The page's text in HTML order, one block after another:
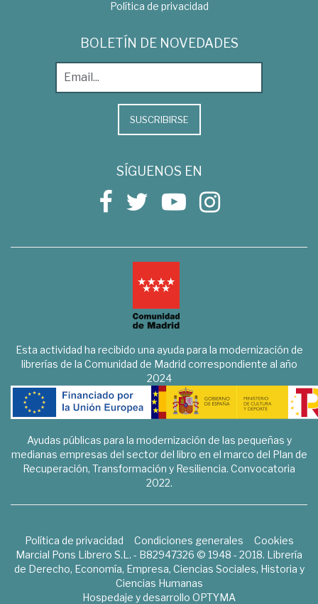
Política de privacidad
BOLETÍN DE NOVEDADES
SUSCRIBIRSE
SÍGUENOS EN
Esta actividad ha recibido una ayuda para la modernización de
librerías de la Comunidad de Madrid correspondiente al año
2024
Ayudas públicas para la modernización de las pequeñas y
medianas empresas del sector del libro en el marco del Plan de
Recuperación, Transformación y Resiliencia. Convocatoria
2022.
Política de privacidad Condiciones generales
Cookies
Marcial Pons Librero S.L. - B82947326 © 1948 - 2018. Librería
de Derecho, Economía, Empresa, Ciencias Sociales, Historia y
Ciencias Humanas
Hospedaje y desarrollo OPTYMA